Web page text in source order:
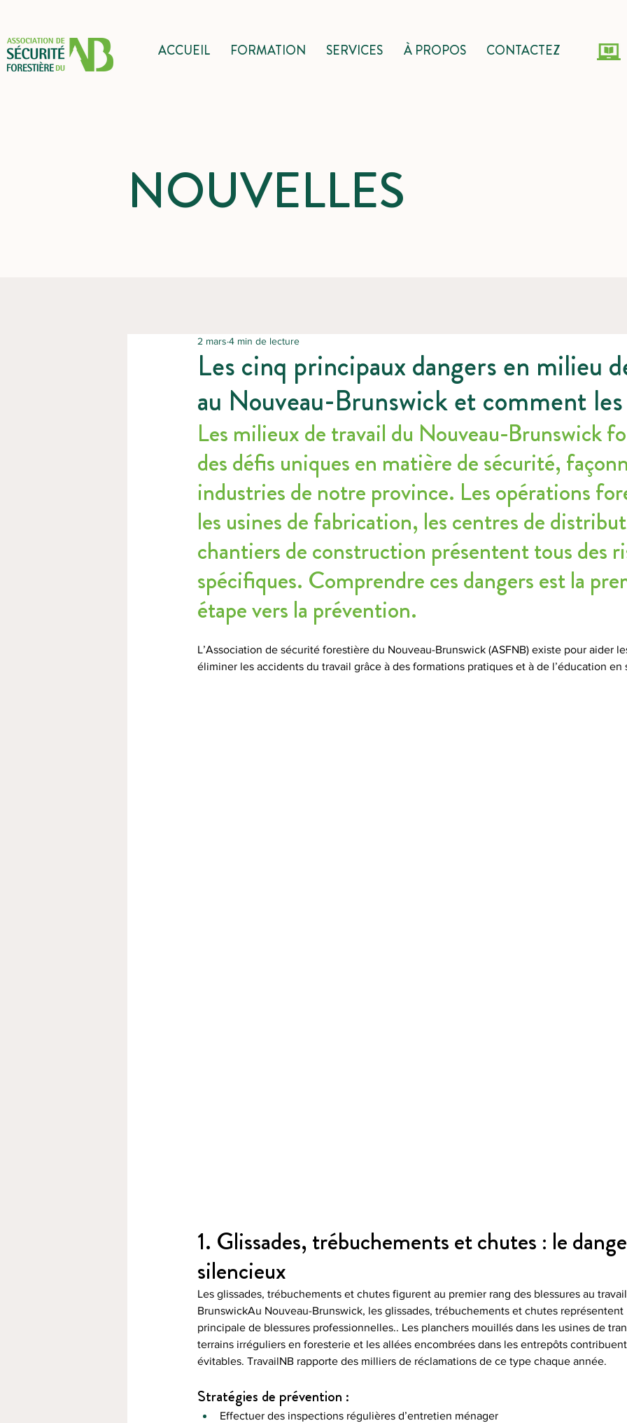
ACCUEIL FORMATION SERVICES À PROPOS CONTACTEZ
NOUVELLES
Les cinq principaux dangers en milieu
au Nouveau-Brunswick et comment
2 mars 4 min de lecture
Les milieux de travail du Nouveau-Brunswick
des défis uniques en matière de sécurité,
industries de notre province. Les opérations
les usines de fabrication, les centres de
chantiers de construction présentent tous des
spécifiques. Comprendre ces dangers est la
étape vers la prévention.
L’Association de sécurité forestière du Nouveau-Brunswick (ASFNB) existe pour aider
éliminer les accidents du travail grâce à des formations pratiques et à de l’éducation en
1. Glissades, trébuchements et chutes : le
silencieux
Les glissades, trébuchements et chutes figurent au premier rang des blessures au
BrunswickAu Nouveau-Brunswick, les glissades, trébuchements et chutes
principale de blessures professionnelles.. Les planchers mouillés dans les usines de
terrains irréguliers en foresterie et les allées encombrées dans les entrepôts
évitables. TravailNB rapporte des milliers de réclamations de ce type chaque année.
Stratégies de prévention :
Effectuer des inspections régulières d’entretien ménager